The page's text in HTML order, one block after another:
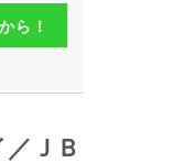
ら！
ＪＢ